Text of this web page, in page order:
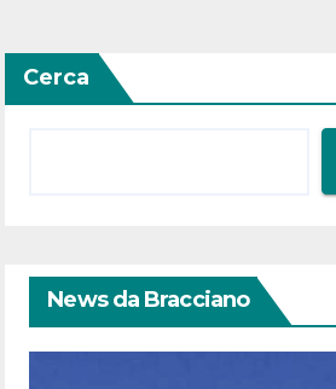
Cerca
News da Bracciano